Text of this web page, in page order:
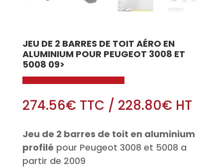
JEU DE 2 BARRES DE TOIT AÉRO EN
ALUMINIUM POUR PEUGEOT 3008 ET
5008 09>
274.56€TTC / 228.80€HT
Jeu de 2 barres de toit en aluminium
profilé pour Peugeot 3008 et 5008 a
partir de 2009